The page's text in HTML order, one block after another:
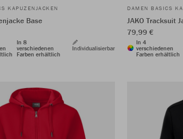
KAPUZENJACKEN
Base
In 8
verschiedenen
Farben erhältlich
Individualisierbar
DAMEN BASICS
JAKO Tracksuit
79,99 €
In 4
verschiedenen
Farben erhältlich